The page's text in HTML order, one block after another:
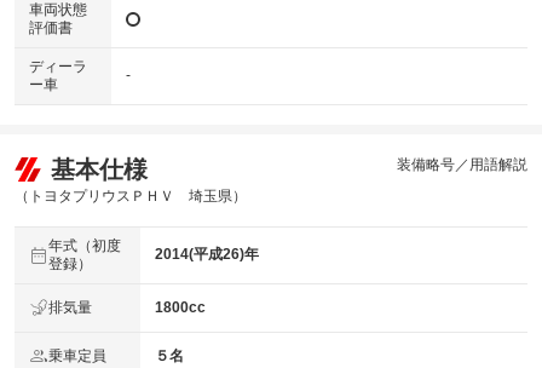
車両状態
評価書
ディーラ
ー車
-
基本仕様
（トヨタプリウスＰＨＶ 埼玉県）
装備略号／用語解説
年式（初度
登録）
2014(平成26)年
排気量 1800cc
乗車定員 ５名